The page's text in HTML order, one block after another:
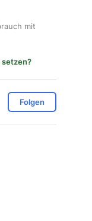
mit
setzen?
Folgen